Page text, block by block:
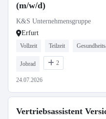
(m/w/d)
K&S Unternehmensgruppe
Erfurt
Vollzeit Teilzeit
Jobrad 2
24.07.2026
Vertriebsassistent